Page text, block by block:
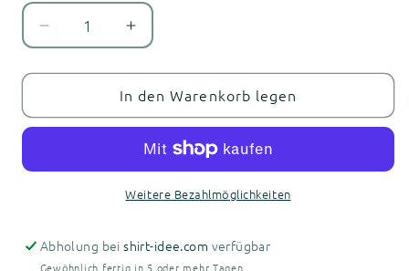
Verringere
die
Menge
Babybody
WARS
Erhöhe
die
Menge
für
Babybody
DAS
WARS
-
In den Warenkorb legen
Weitere Bezahlmöglichkeiten
Abholung beishirt-idee.com verfügbar
Gewöhnlich fertig in 5 oder mehr Tagen